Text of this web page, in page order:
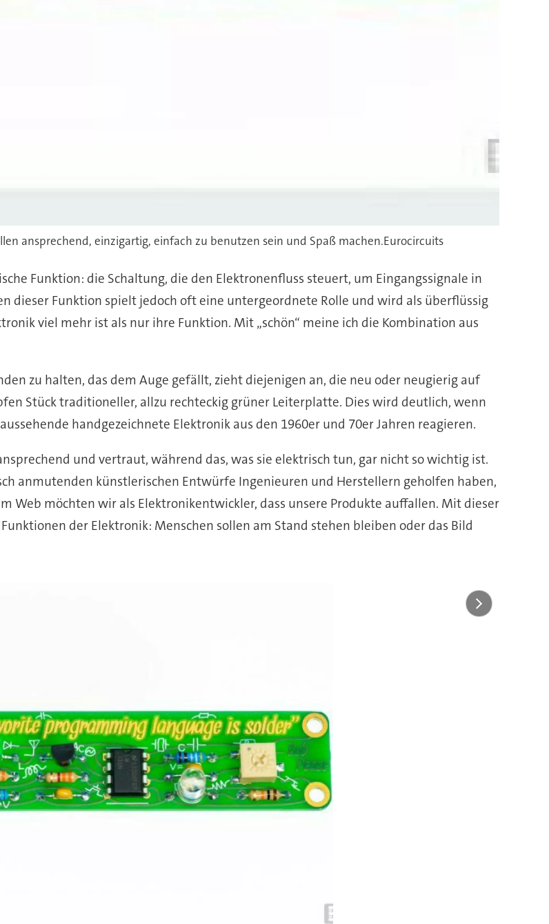
ansprechend, einzigartig, einfach zu benutzen sein und Spaß machen.Eurocircuits
Funktion: die Schaltung, die den Elektronenfluss steuert, um Eingangssignale in
dieser Funktion spielt jedoch oft eine untergeordnete Rolle und wird als überflüssig
viel mehr ist als nur ihre Funktion. Mit „schön“ meine ich die Kombination aus
zu halten, das dem Auge gefällt, zieht diejenigen an, die neu oder neugierig auf
Stück traditioneller, allzu rechteckig grüner Leiterplatte. Dies wird deutlich, wenn
handgezeichnete Elektronik aus den 1960er und 70er Jahren reagieren.
und vertraut, während das, was sie elektrisch tun, gar nicht so wichtig ist.
anmutenden künstlerischen Entwürfe Ingenieuren und Herstellern geholfen haben,
Web möchten wir als Elektronikentwickler, dass unsere Produkte auffallen. Mit dieser
der Elektronik: Menschen sollen am Stand stehen bleiben oder das Bild